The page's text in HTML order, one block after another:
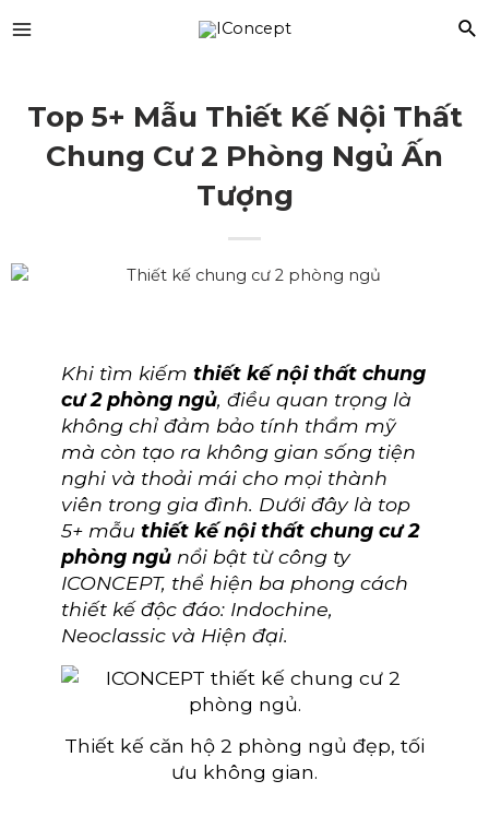
Top 5+ Mẫu Thiết Kế Nội Thất
Chung Cư 2 Phòng Ngủ Ấn
Tượng
Khi tìm kiếmthiết kế nội thất chung
cư 2 phòng ngủ, điều quan trọng là
không chỉ đảm bảo tính thẩm mỹ
mà còn tạo ra không gian sống tiện
nghi và thoải mái cho mọi thành
viên trong gia đình. Dưới đây là top
5+ mẫuthiết kế nội thất chung cư 2
phòng ngủ nổi bật từ công ty
ICONCEPT, thể hiện ba phong cách
thiết kế độc đáo: Indochine,
Neoclassic và Hiện đại.
Thiết kế căn hộ 2 phòng ngủ đẹp, tối
ưu không gian.